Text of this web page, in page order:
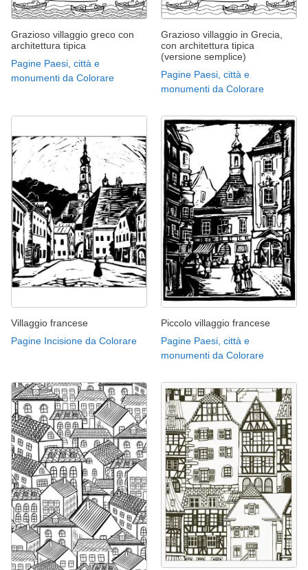
Grazioso villaggio greco con
architettura tipica
Pagine Paesi, città e
monumenti da Colorare
Grazioso villaggio in Grecia,
con architettura tipica
(versione semplice)
Pagine Paesi, città e
monumenti da Colorare
Villaggio francese
Pagine Incisione da Colorare
Piccolo villaggio francese
Pagine Paesi, città e
monumenti da Colorare